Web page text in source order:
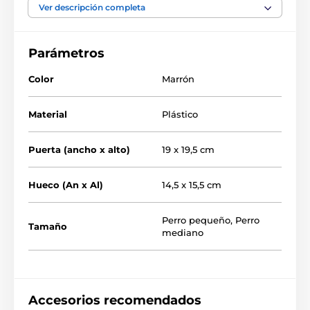
puede montar enmadera, PVC, metal y ladrillo.
Funciones principales
Ver descripción completa
Parámetros
Color Marrón
Material Plástico
Puerta (ancho x alto) 19 x 19,5 cm
Hueco (An x Al) 14,5 x 15,5 cm
Tamaño
Perro pequeño, Perro
mediano
Accesorios recomendados